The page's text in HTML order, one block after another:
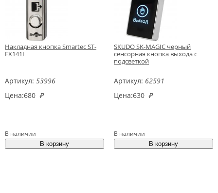
Накладная кнопка Smartec ST-
EX141L
Артикул: 53996
Цена:680 ₽
В наличии
SKUDO SK-MAGIC черный
сенсорная кнопка выхода с
подсветкой
Артикул: 62591
Цена:630 ₽
В наличии